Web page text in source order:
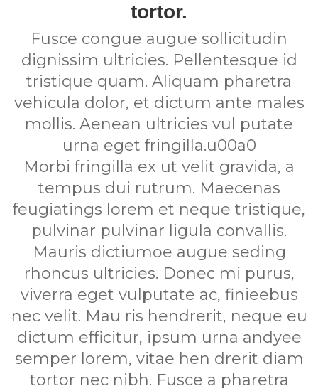
tortor.
Fusce congue augue sollicitudin
dignissim ultricies. Pellentesque id
tristique quam. Aliquam pharetra
vehicula dolor, et dictum ante males
mollis. Aenean ultricies vul putate
urna eget fringilla.u00a0
Morbi fringilla ex ut velit gravida, a
tempus dui rutrum. Maecenas
feugiatings lorem et neque tristique,
pulvinar pulvinar ligula convallis.
Mauris dictiumoe augue seding
rhoncus ultricies. Donec mi purus,
viverra eget vulputate ac, finieebus
nec velit. Mau ris hendrerit, neque eu
dictum efficitur, ipsum urna andyee
semper lorem, vitae hen drerit diam
tortor nec nibh. Fusce a pharetra